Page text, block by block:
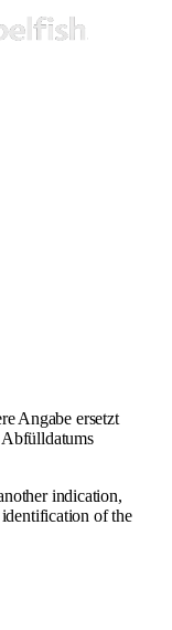
Angabe ersetzt
indication,
of the